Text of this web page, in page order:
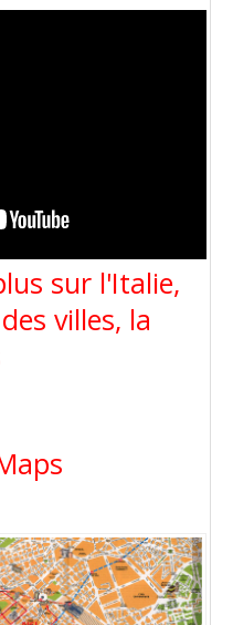
sur l'Italie,
villes, la